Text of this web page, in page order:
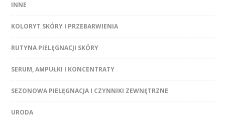
INNE
KOLORYT SKÓRY I PRZEBARWIENIA
RUTYNA PIELĘGNACJI SKÓRY
SERUM, AMPUŁKI I KONCENTRATY
SEZONOWA PIELĘGNACJA I CZYNNIKI ZEWNĘTRZNE
URODA